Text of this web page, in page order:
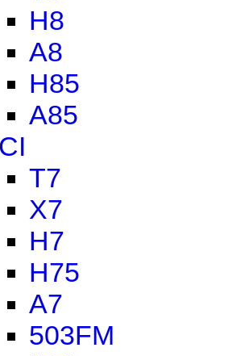
H8
A8
H85
A85
T7
X7
H7
H75
A7
503FM